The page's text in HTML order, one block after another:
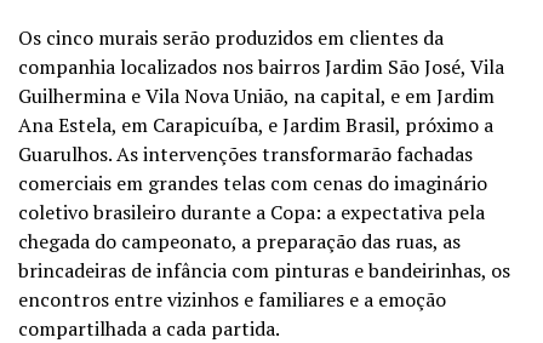
Os cinco murais serão produzidos em clientes da
companhialocalizados nos bairros Jardim São José, Vila
Guilhermina e Vila Nova União, na capital, e em Jardim
Ana Estela, em Carapicuíba, e Jardim Brasil, próximo a
Guarulhos. As intervenções transformarão fachadas
comerciais em grandes telas com cenas do imaginário
coletivo brasileiro durante a Copa: a expectativa pela
chegada do campeonato, a preparação das ruas, as
brincadeiras de infância com pinturas e bandeirinhas, os
encontros entre vizinhos e familiares e a emoção
compartilhada a cada partida.